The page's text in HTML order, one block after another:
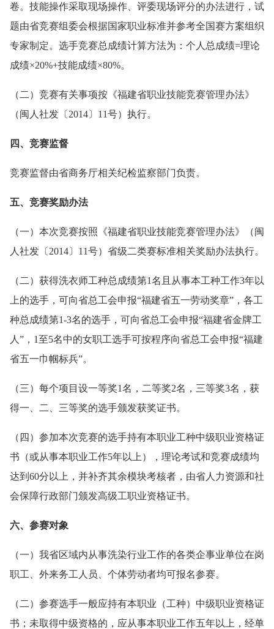
卷。技能操作采取现场操作、评委现场评分的办法进行，试
题由省竞赛组委会根据国家职业标准并参考全国赛方案组织
专家制定。选手竞赛总成绩计算方法为：个人总成绩=理论
成绩×20%+技能成绩×80%。
（二）竞赛有关事项按《福建省职业技能竞赛管理办法》
（闽人社发〔2014〕11号）执行。
四、竞赛监督
竞赛监督由省商务厅相关纪检监察部门负责。
五、竞赛奖励办法
（一）本次竞赛按照《福建省职业技能竞赛管理办法》（闽
人社发〔2014〕11号）省级二类赛标准相关奖励办法执行。
（二）获得洗衣师工种总成绩第1名且从事本工种工作3年以
上的选手，可向省总工会申报“福建省五一劳动奖章”，各工
种总成绩第1-3名的选手，可向省总工会申报“福建省金牌工
人”，1至5名中的女职工选手可按程序向省总工会申报“福建
省五一巾帼标兵”。
（三）每个项目设一等奖1名，二等奖2名，三等奖3名，获
得一、二、三等奖的选手颁发获奖证书。
（四）参加本次竞赛的选手持有本职业工种中级职业资格证
书（或从事本职业工作5年以上），理论考试和竞赛成绩均
达到60分以上，并补齐其余模块考核者，由省人力资源和社
会保障行政部门颁发高级工职业资格证书。
六、参赛对象
（一）我省区域内从事洗染行业工作的各类企事业单位在岗
职工、外来务工人员、个体劳动者均可报名参赛。
（二）参赛选手一般应持有本职业（工种）中级职业资格证
书；未取得中级资格的，应从事本职业工作五年以上，经单